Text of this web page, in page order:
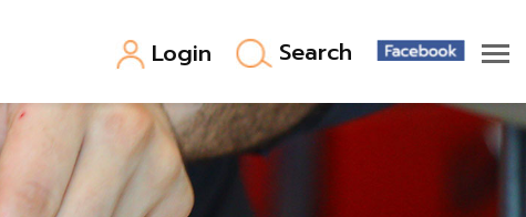
Login Search